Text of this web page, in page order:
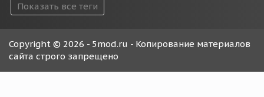
Показать все теги
Copyright © 2026 - 5mod.ru - Копирование материалов
сайта строго запрещено